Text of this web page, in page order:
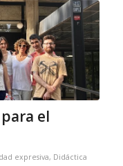
el
expresiva, Didáctica